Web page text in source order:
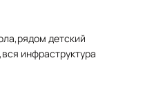
детский
инфраструктура